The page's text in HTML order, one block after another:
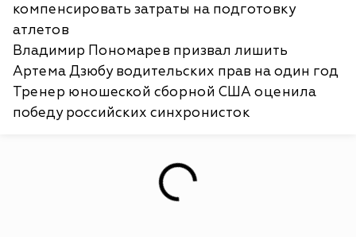
компенсировать затраты на подготовку
атлетов
Владимир Пономарев призвал лишить
Артема Дзюбу водительских прав на один год
Тренер юношеской сборной США оценила
победу российских синхронисток